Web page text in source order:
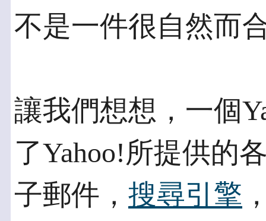
不是一件很自然而
讓我們想想，一個
了Yahoo!所提供的
子郵件， 搜尋引擎